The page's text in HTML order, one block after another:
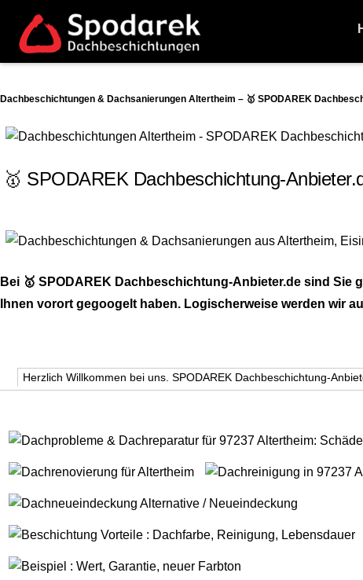
Dachbeschichtungen & Dachsanierungen Altertheim – 🥇 SPODAREK
🥇 SPODAREK Dachbeschichtung-
Bei 🥇 SPODAREK Dachbeschichtung-Anbieter.de sind
Ihnen vorort gegoogelt haben. Logischerweise werden wir
Herzlich Willkommen bei uns. SPODAREK Dachbeschichtung-